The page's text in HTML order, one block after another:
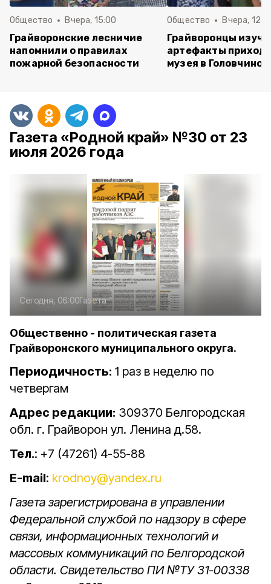
Общество Вчера, 15:00
Грайворонские лесничие
напомнили о правилах
пожарной безопасности
Общество Вчера,
Грайворонцы
артефакты
музея в Головчино
Газета «Родной край» №30 от 23
июля 2026 года
Сегодня, 06:00Газета
Общественно - политическая газета
Грайворонского муниципального округа.
Периодичность: 1 раз в неделю по
четвергам
Адрес редакции: 309370 Белгородская
обл. г. Грайворон ул. Ленина д.58.
Тел.: +7 (47261) 4-55-88
E-mail: krodnoy@yandex.ru
Газета зарегистрирована в управлении
Федеральной службой по надзору в сфере
связи, информационных технологий и
массовых коммуникаций по Белгородской
области. Свидетельство ПИ №ТУ 31-00338